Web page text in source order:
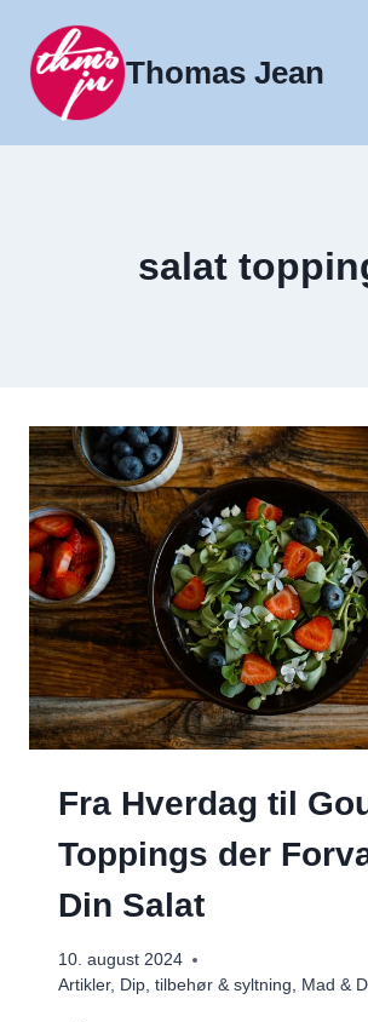
indhold
Thomas Jean
salat
Fra Hverdag til
Toppings der
Din Salat
10. august 2024
Artikler, Dip, tilbehør & syltning, Mad &